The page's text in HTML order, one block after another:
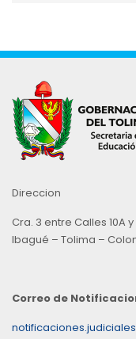
Direccion
Cra. 3 entre Calles 10A y
Ibagué – Tolima –
Correo de